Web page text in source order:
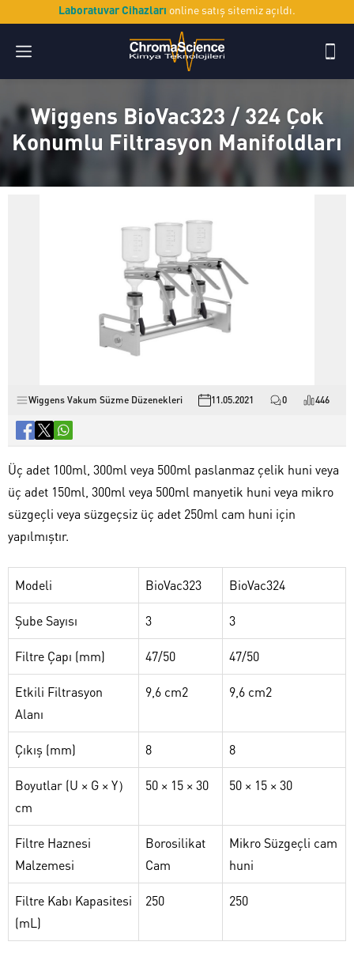
Laboratuvar Cihazları online satış sitemiz açıldı.
Wiggens BioVac323 / 324 Çok
Konumlu Filtrasyon Manifoldları
Wiggens Vakum Süzme Düzenekleri 11.05.2021 0 446
Üç adet 100ml, 300ml veya 500ml paslanmaz çelik huni veya
üç adet 150ml, 300ml veya 500ml manyetik huni veya mikro
süzgeçli veya süzgeçsiz üç adet 250ml cam huni için
yapılmıştır.
Modeli BioVac323 BioVac324
Şube Sayısı 3 3
Filtre Çapı (mm) 47/50 47/50
Etkili Filtrasyon
Alanı
9,6 cm2 9,6 cm2
Çıkış (mm) 8 8
Boyutlar (U × G × Y）
cm
50 × 15 × 30 50 × 15 × 30
Filtre Haznesi
Malzemesi
Borosilikat
Cam
Mikro Süzgeçli cam
huni
Filtre Kabı Kapasitesi
(mL)
250 250